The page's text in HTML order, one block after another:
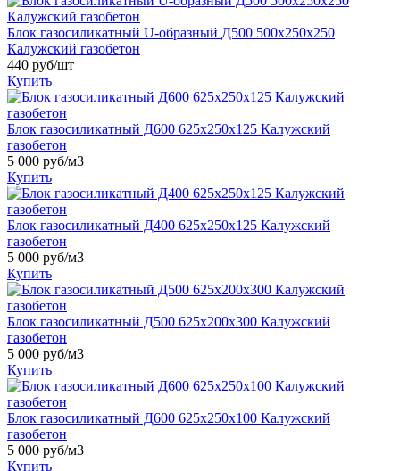
Блок газосиликатный U-образный Д500 500х250х250
Калужский газобетон
440 руб/шт
Купить
Блок газосиликатный Д600 625х250х125 Калужский
газобетон
5 000 руб/м3
Купить
Блок газосиликатный Д400 625х250х125 Калужский
газобетон
5 000 руб/м3
Купить
Блок газосиликатный Д500 625х200х300 Калужский
газобетон
5 000 руб/м3
Купить
Блок газосиликатный Д600 625х250х100 Калужский
газобетон
5 000 руб/м3
Купить